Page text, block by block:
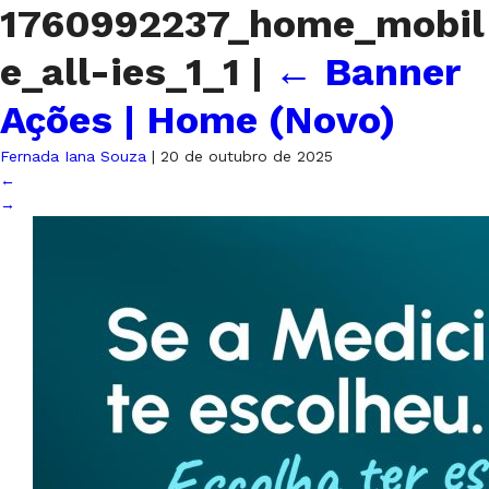
1760992237_home_mobil
e_all-ies_1_1 | ← Banner
Ações | Home (Novo)
Fernada Iana Souza | 20 de outubro de 2025
←
→